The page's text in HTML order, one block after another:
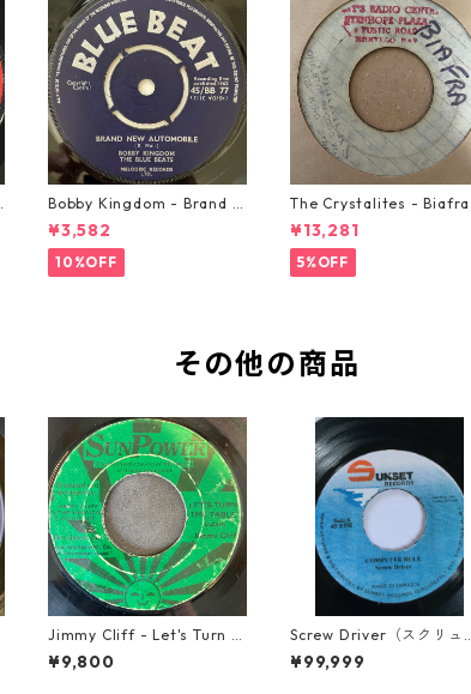
Bobby Kingdom - Brand N
ew Automobile【7-2088
9】
¥3,582
10%OFF
The Crystalites - Biafra
【7-21293】
¥13,281
5%OFF
その他の商品
Jimmy Cliff - Let's Turn T
he Table【7-21999】
¥9,800
Screw Driver（スクリュー
ドライバー） - Computer
Rule【7'】
¥99,999